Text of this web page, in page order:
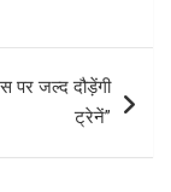
पर जल्द दौड़ेंगी
ट्रेनें”